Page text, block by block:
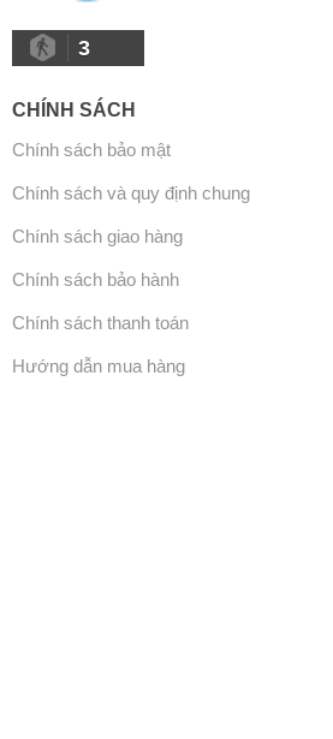
3
CHÍNH SÁCH
Chính sách bảo mật
Chính sách và quy định chung
Chính sách giao hàng
Chính sách bảo hành
Chính sách thanh toán
Hướng dẫn mua hàng